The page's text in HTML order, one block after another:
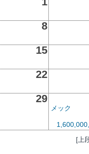
8
15
22
29
メック
[上